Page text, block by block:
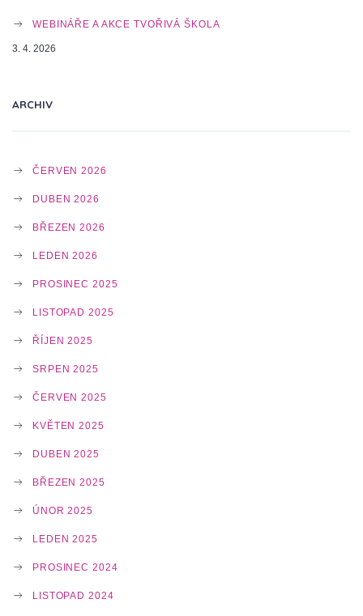
A
O
N
WEBINÁŘE A AKCE TVOŘIVÁ ŠKOLA
3. 4. 2026
ARCHIV
ČERVEN 2026
DUBEN 2026
BŘEZEN 2026
LEDEN 2026
PROSINEC 2025
LISTOPAD 2025
ŘÍJEN 2025
SRPEN 2025
ČERVEN 2025
KVĚTEN 2025
DUBEN 2025
BŘEZEN 2025
ÚNOR 2025
LEDEN 2025
PROSINEC 2024
LISTOPAD 2024